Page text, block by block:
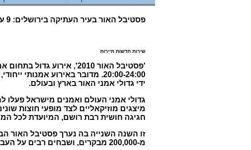
פסטיבל האור בעיר העתיקה בירושלים: 9 עד 16 ביוני
שירות חדשות תיירות
20:00-24:00. מדובר באירוע
ידי גדולי אמני האור בארץ ובעולם.
גדולי אמני העולם ואמנים מישראל פעלו
מיצגים מוזיקאליים לצד מופעי חוצות
חגיגה חושית רבת רושם, המיועדת לכל
זו השנה השנייה בה נערך פסטיבל האור
מ-200,000 מבקרים, ושבחים רבים על העבודות האמנותיות שהוצגו בו.